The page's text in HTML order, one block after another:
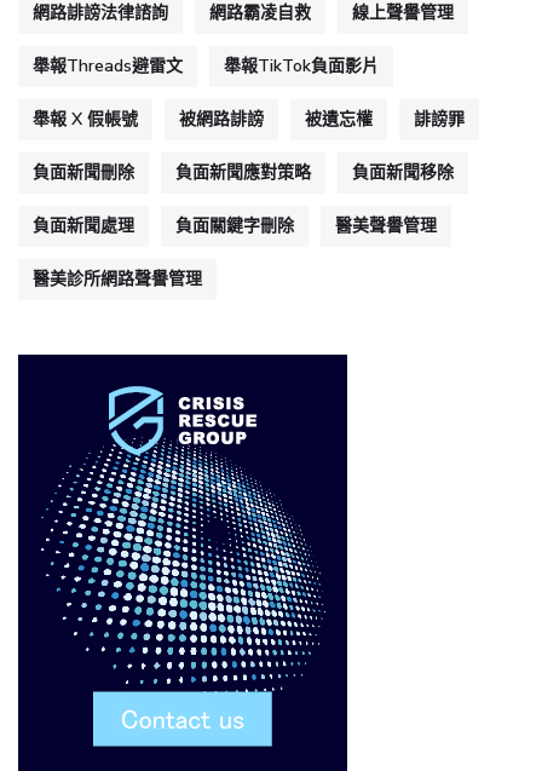
網路誹謗法律諮詢 網路霸凌自救 線上聲譽管理
舉報Threads避雷文 舉報TikTok負面影片
舉報 X 假帳號 被網路誹謗 被遺忘權 誹謗罪
負面新聞刪除 負面新聞應對策略 負面新聞移除
負面新聞處理 負面關鍵字刪除 醫美聲譽管理
醫美診所網路聲譽管理